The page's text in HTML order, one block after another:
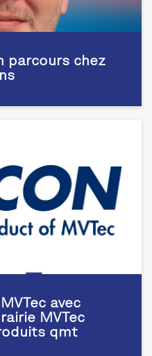
parcours chez
avec
MVTec
qmt